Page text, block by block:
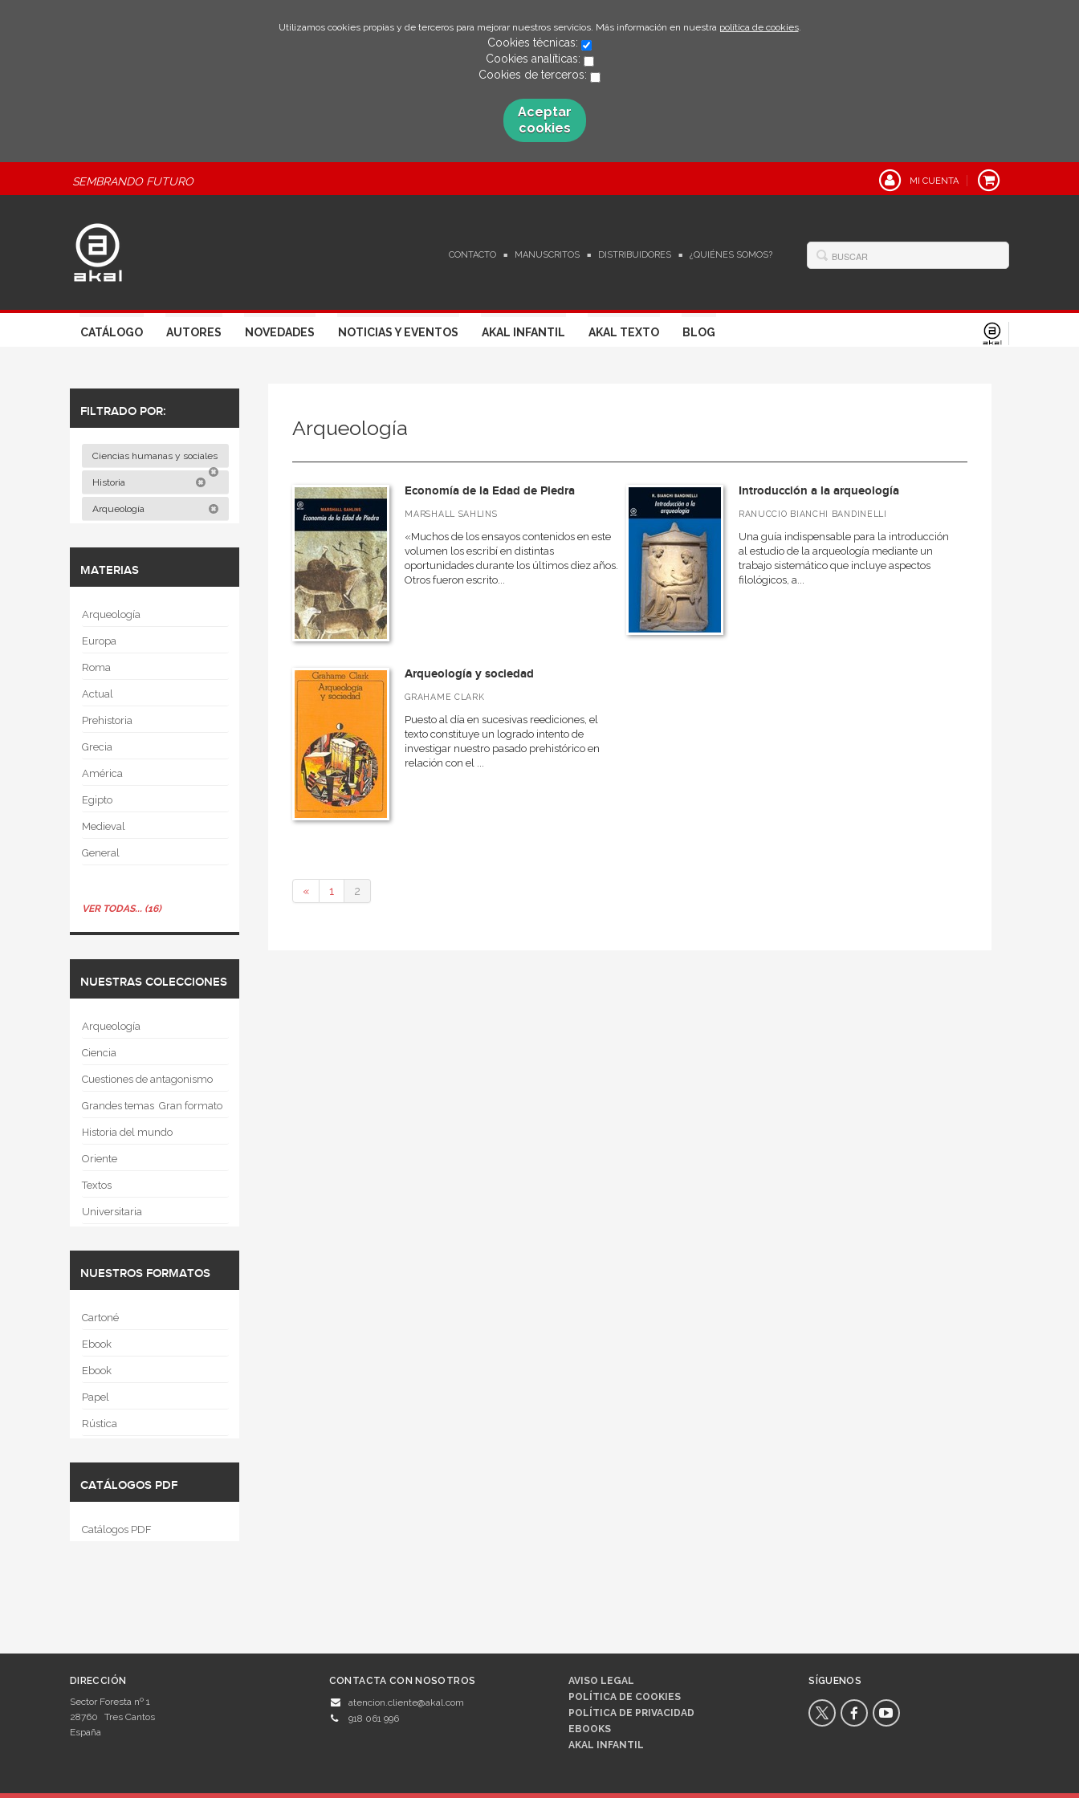
Utilizamos cookies propias y de terceros para mejorar nuestros servicios. Más información en nuestra política de cookies.
Cookies técnicas:
Cookies analíticas:
Cookies de terceros:
Aceptar
cookies
SEMBRANDO FUTURO MI CUENTA
CONTACTO MANUSCRITOS DISTRIBUIDORES ¿QUIÉNES SOMOS?
CATÁLOGO AUTORES NOVEDADES NOTICIAS Y EVENTOS AKAL INFANTIL AKAL TEXTO BLOG
FILTRADO POR:
Ciencias humanas y sociales
Historia
Arqueología
MATERIAS
Arqueología
Europa
Roma
Actual
Prehistoria
Grecia
América
Egipto
Medieval
General
VER TODAS... (16)
NUESTRAS COLECCIONES
Arqueología
Ciencia
Cuestiones de antagonismo
Grandes temas  Gran formato
Historia del mundo
Oriente
Textos
Universitaria
NUESTROS FORMATOS
Cartoné
Ebook
Ebook
Papel
Rústica
CATÁLOGOS PDF
Catálogos PDF
Arqueología
Economía de la Edad de Piedra
MARSHALL SAHLINS
«Muchos de los ensayos contenidos en este
volumen los escribí en distintas
oportunidades durante los últimos diez años.
Otros fueron escrito...
Introducción a la arqueología
RANUCCIO BIANCHI BANDINELLI
Una guía indispensable para la introducción
al estudio de la arqueología mediante un
trabajo sistemático que incluye aspectos
filológicos, a...
Arqueología y sociedad
GRAHAME CLARK
Puesto al día en sucesivas reediciones, el
texto constituye un logrado intento de
investigar nuestro pasado prehistórico en
relación con el ...
« 1 2
DIRECCIÓN
Sector Foresta nº 1
28760
Tres Cantos
España
CONTACTA CON NOSOTROS
atencion.cliente@akal.com
918 061 996
AVISO LEGAL
POLÍTICA DE COOKIES
POLÍTICA DE PRIVACIDAD
EBOOKS
AKAL INFANTIL
SÍGUENOS